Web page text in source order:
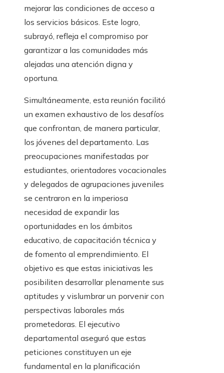
mejorar las condiciones de acceso a
los servicios básicos. Este logro,
subrayó, refleja el compromiso por
garantizar a las comunidades más
alejadas una atención digna y
oportuna.
Simultáneamente, esta reunión facilitó
un examen exhaustivo de los desafíos
que confrontan, de manera particular,
los jóvenes del departamento. Las
preocupaciones manifestadas por
estudiantes, orientadores vocacionales
y delegados de agrupaciones juveniles
se centraron en la imperiosa
necesidad de expandir las
oportunidades en los ámbitos
educativo, de capacitación técnica y
de fomento al emprendimiento. El
objetivo es que estas iniciativas les
posibiliten desarrollar plenamente sus
aptitudes y vislumbrar un porvenir con
perspectivas laborales más
prometedoras. El ejecutivo
departamental aseguró que estas
peticiones constituyen un eje
fundamental en la planificación